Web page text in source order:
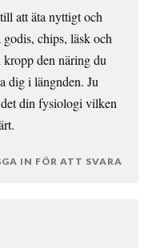
att äta nyttigt och
chips, läsk och
den näring du
dig i längnden. Ju
din fysiologi vilken
IN FÖR ATT SVARA